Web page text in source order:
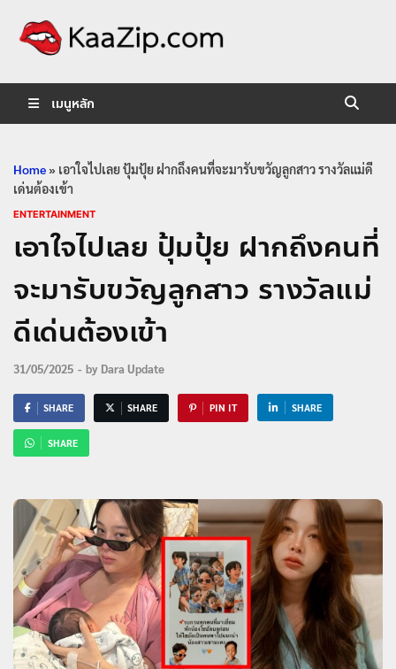
เมนูหลัก
Home» เอาใจไปเลย ปุ้มปุ้ย ฝากถึงคนที่จะมารับขวัญลูกสาว รางวัลแม่ดี
เด่นต้องเข้า
ENTERTAINMENT
เอาใจไปเลย ปุ้มปุ้ย ฝากถึงคนที่
จะมารับขวัญลูกสาว รางวัลแม่
ดีเด่นต้องเข้า
31/05/2025 - by Dara Update
SHARE SHARE PIN IT SHARE
SHARE